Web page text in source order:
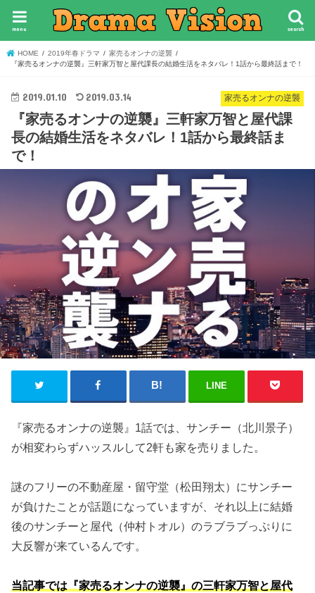
search
menu
HOME 2019年春ドラマ
家売るオンナの逆襲
『家売るオンナの逆襲』三軒家万智と屋代課長の結婚生活をネタバレ！1話から最終話まで！
家売るオンナの逆襲
2019.01.10 2019.03.14
『家売るオンナの逆襲』三軒家万智と屋代課
長の結婚生活をネタバレ！1話から最終話ま
で！
LINE
『家売るオンナの逆襲』1話では、サンチー（北川景子）
が相変わらずハッスルして2軒も家を売りました。
謎のフリーの不動産屋・留守堂（松田翔太）にサンチー
が負けたことが話題になっていますが、それ以上に結婚
後のサンチーと屋代（仲村トオル）のラブラブっぷりに
大反響が来ているんです。
当記事では『家売るオンナの逆襲』の三軒家万智と屋代